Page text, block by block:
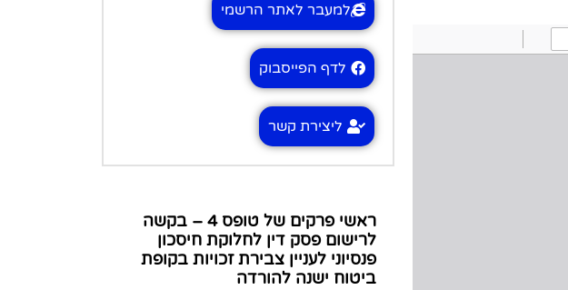
למעבר לאתר הרשמי
לדף הפייסבוק
ליצירת קשר
ראשי פרקים של טופס 4 – בקשה
לרישום פסק דין לחלוקת חיסכון
פנסיוני לעניין צבירת זכויות בקופת
ביטוח ישנה להורדה